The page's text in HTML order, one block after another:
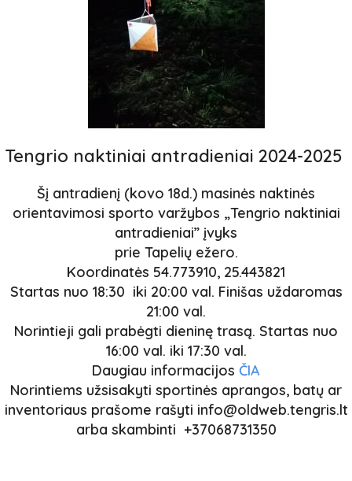
Tengrio naktiniai antradieniai 2024-2025
Šį antradienį (kovo 18d.) masinės naktinės
orientavimosi sporto varžybos „Tengrio naktiniai
antradieniai” įvyks
prie Tapelių ežero.
Koordinatės 54.773910, 25.443821
Startas nuo 18:30 iki 20:00 val. Finišas uždaromas
21:00 val.
Norintieji gali prabėgti dieninę trasą. Startas nuo
16:00 val. iki 17:30 val.
Daugiau informacijos ČIA
Norintiems užsisakyti sportinės aprangos, batų ar
inventoriaus prašome rašyti info@oldweb.tengris.lt
arba skambinti +37068731350